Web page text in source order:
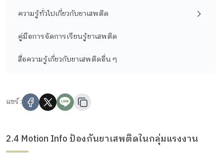
ความรู้ทั่วไปเกี่ยวกับยาเสพติด
คู่มือการจัดการเรียนรู้ยาเสพติด
สื่อความรู้เกี่ยวกับยาเสพติดอื่น ๆ
แชร์ :
2.4 Motion Info ป้องกันยาเสพติดในกลุ่มแรงงาน